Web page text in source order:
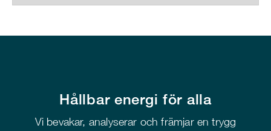
Hållbar energi för alla
Vi bevakar, analyserar och främjar en trygg